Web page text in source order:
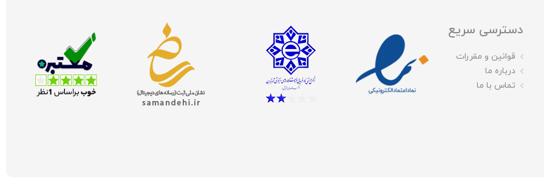
دسترسی سریع
قوانین و مقررات
درباره ما
تماس با ما